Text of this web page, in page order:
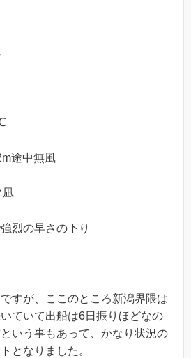
途中無風
凪
烈の早さの下り
すが、ここのところ新潟界隈は
ていて出船は6日振りほどなの
いう事もあって、かなり状況の
となりました。